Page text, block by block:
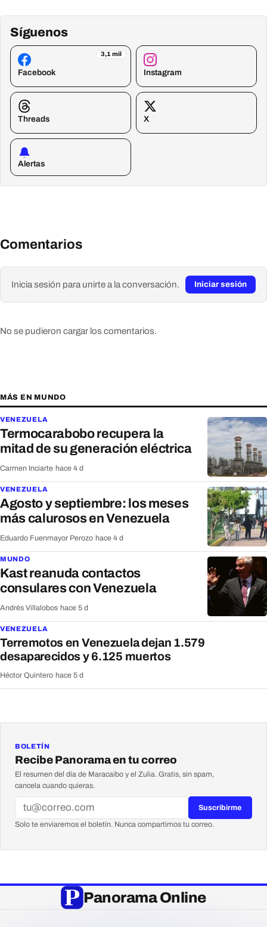
Síguenos
3,1 mil
Facebook Instagram
Threads X
Alertas
Comentarios
Inicia sesión para unirte a la conversación. Iniciar sesión
No se pudieron cargar los comentarios.
MÁS EN MUNDO
VENEZUELA
Termocarabobo recupera la
mitad de su generación eléctrica
Carmen Inciarte hace 4 d
VENEZUELA
Agosto y septiembre: los meses
más calurosos en Venezuela
Eduardo Fuenmayor Perozo hace 4 d
MUNDO
Kast reanuda contactos
consulares con Venezuela
Andrés Villalobos hace 5 d
VENEZUELA
Terremotos en Venezuela dejan 1.579
desaparecidos y 6.125 muertos
Héctor Quintero hace 5 d
BOLETÍN
Recibe Panorama en tu correo
El resumen del día de Maracaibo y el Zulia. Gratis, sin spam,
cancela cuando quieras.
Suscribirme
Solo te enviaremos el boletín. Nunca compartimos tu correo.
Panorama Online